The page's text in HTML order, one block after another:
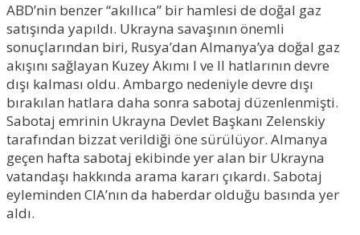
ABD’nin benzer “akıllıca” bir hamlesi de doğal gaz
satışında yapıldı. Ukrayna savaşının önemli
sonuçlarından biri, Rusya’dan Almanya’ya doğal gaz
akışını sağlayan Kuzey Akımı I ve II hatlarının devre
dışı kalması oldu. Ambargo nedeniyle devre dışı
bırakılan hatlara daha sonra sabotaj düzenlenmişti.
Sabotaj emrinin Ukrayna Devlet Başkanı Zelenskiy
tarafından bizzat verildiği öne sürülüyor. Almanya
geçen hafta sabotaj ekibinde yer alan bir Ukrayna
vatandaşı hakkında arama kararı çıkardı. Sabotaj
eyleminden CIA’nın da haberdar olduğu basında yer
aldı.